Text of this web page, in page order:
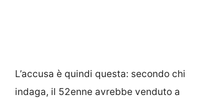
L’accusa è quindi questa: secondo chi
indaga, il 52enne avrebbe venduto a